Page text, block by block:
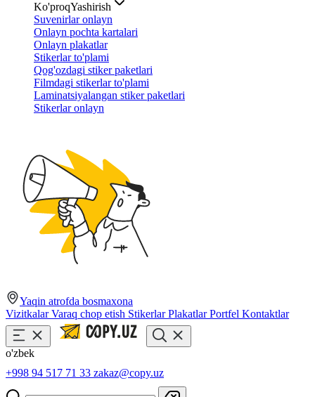
Ko'proqYashirish
Suvenirlar onlayn
Onlayn pochta kartalari
Onlayn plakatlar
Stikerlar to'plami
Qog'ozdagi stiker paketlari
Filmdagi stikerlar to'plami
Laminatsiyalangan stiker paketlari
Stikerlar onlayn
Yaqin atrofda bosmaxona
VizitkalarVaraq chop etish StikerlarPlakatlarPortfel Kontaktlar
o'zbek
+998 94 517 71 33 zakaz@copy.uz